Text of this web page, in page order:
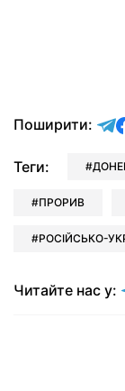
Поширити:
Теги:
ПРОРИВ
РОСІЙСЬКО-
Читайте нас у: